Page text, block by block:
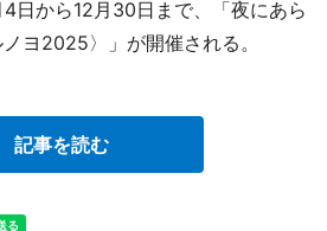
日から12月30日まで、「夜にあら
ヨ2025〉」が開催される。
記事を読む